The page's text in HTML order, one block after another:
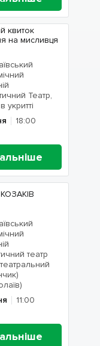
квиток
на мисливця
Театр,
укритті
18:00
театр
театральний
11:00